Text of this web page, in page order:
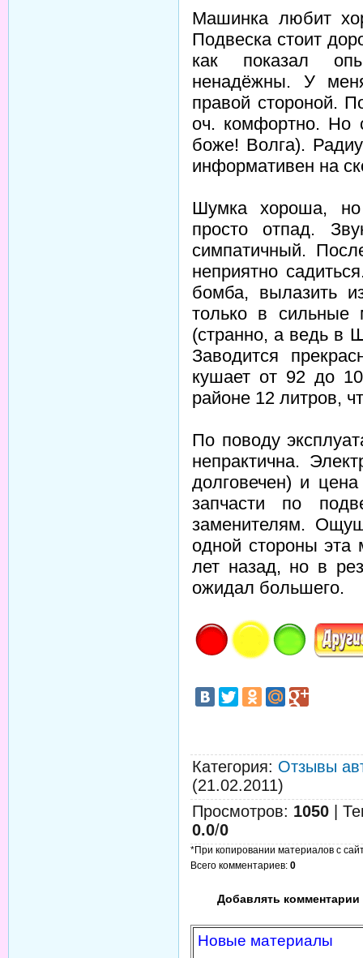
Машинка любит
Подвеска стоит
как показал
ненадёжны. У
правой стороной.
оч. комфортно. Но
боже! Волга).
информативен на
Шумка хороша,
просто отпад.
симпатичный.
неприятно
бомба, вылазить
только в сильные
(странно, а ведь в
Заводится
кушает от 92 до
районе 12 литров,
По поводу
непрактична.
долговечен) и
запчасти по
заменителям.
одной стороны
лет назад, но в
ожидал большего.
Категория: Отзывы
(21.02.2011)
Просмотров: 1050
0.0/0
*При копировании материалов с
Всего комментариев: 0
Добавлять комментарии
Новые материалы